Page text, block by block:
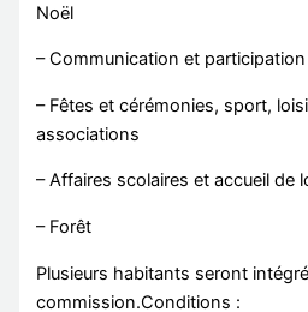
Noël
– Communication et
– Fêtes et cérémonies, sport,
associations
– Affaires scolaires et accueil de
– Forêt
Plusieurs habitants seront
commission.Conditions :